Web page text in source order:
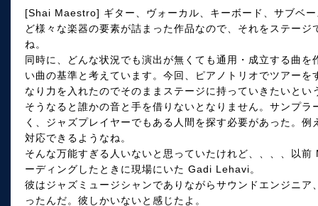
[Shai Maestro] ギター、ヴォーカル、キーボード、サブベ
ど様々な楽器の要素が詰まった作品なので、それをステー
ね。
同時に、どんな状況でも演出が無くても通用・成立する曲
い曲の基準と考えています。今回、ピアノトリオでツアー
なり力を入れたのでそのままステージに持っていきたいとい
そうなると誰かの音と手を借りないとなりません。サンプ
く、ジャズプレイヤーでもある人間を探す必要があった。
対応できるようなね。
そんな万能すぎる人いないと思っていたけれど、、、、以
ーディングしたときに現場にいた Gadi Lehavi。
彼はジャズミュージシャンでありながらサウンドエンジニ
ったんだ。彼しかいないと感じたよ。